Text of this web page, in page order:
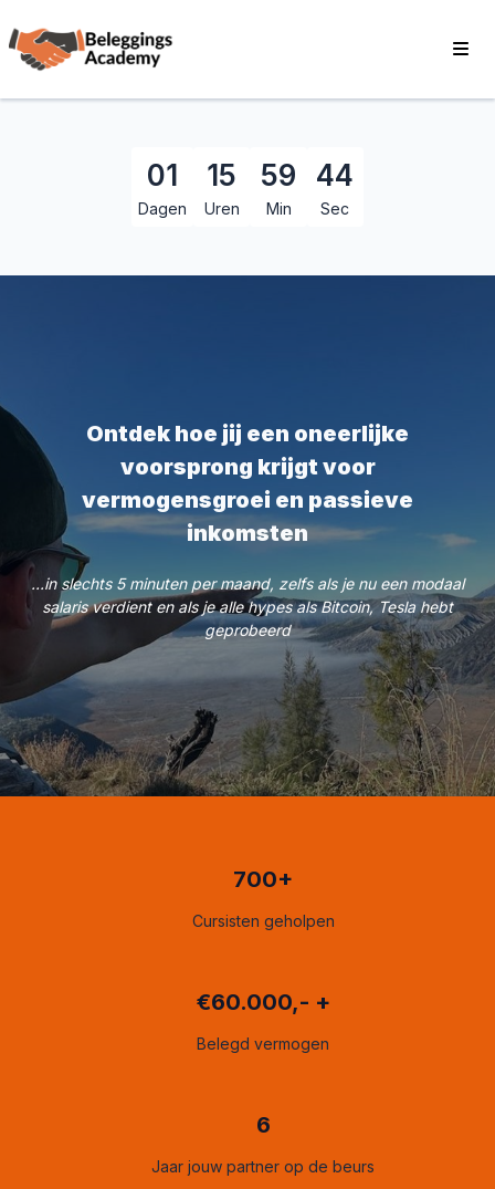
01
Dagen
15
Uren
59
Min
42
Sec
Ontdek hoe jij een oneerlijke
voorsprong krijgt voor
vermogensgroei en passieve
inkomsten
...in slechts 5 minuten per maand, zelfs als je nu een modaal
salaris verdient en als je alle hypes als Bitcoin, Tesla hebt
geprobeerd
700+
Cursisten geholpen
€60.000,- +
Belegd vermogen
6
Jaar jouw partner op de beurs